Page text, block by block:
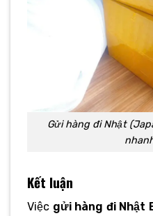
Gửi hàng đi Nhật
Kết luận
Việc gửi hàng đi Nhật